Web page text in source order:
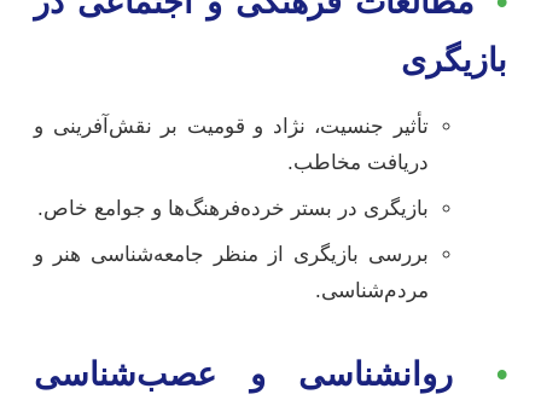
بازیگری
تأثیر جنسیت، نژاد و قومیت بر نقش‌آفرینی و
دریافت مخاطب.
بازیگری در بستر خرده‌فرهنگ‌ها و جوامع خاص.
بررسی بازیگری از منظر جامعه‌شناسی هنر و
مردم‌شناسی.
•
روانشناسی و عصب‌شناسی